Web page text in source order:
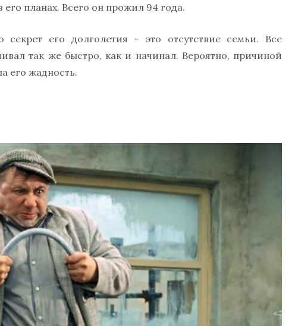
планах. Всего он прожил 94 года.
секрет его долголетия – это отсутствие семьи. Все
так же быстро, как и начинал. Вероятно, причиной
его жадность.